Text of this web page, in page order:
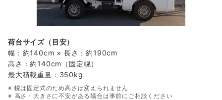
荷台サイズ（目安）
幅：約140cm × 長さ：約190cm
高さ：約140cm（固定幌）
最大積載重量：350kg
※ 幌は固定式のため高さは変えられません
※ 高さ・大きさに不安がある場合は事前にご相談ください